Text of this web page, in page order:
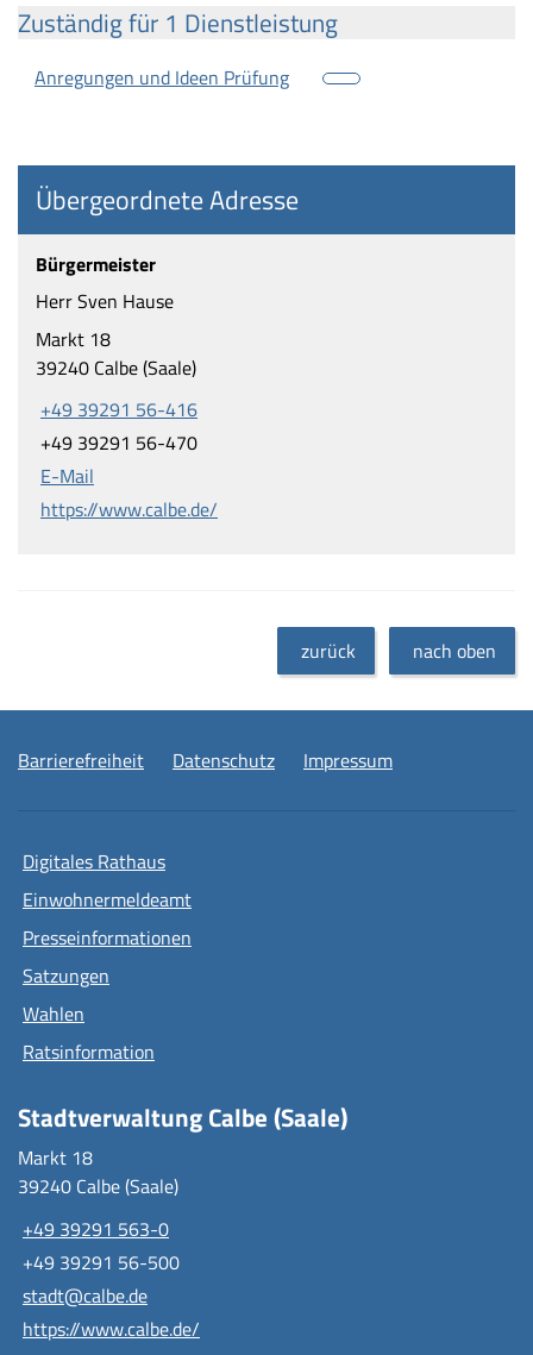
Zuständig für 1 Dienstleistung
Anregungen und Ideen Prüfung
Übergeordnete Adresse
Bürgermeister
Herr Sven Hause
Markt 18
39240 Calbe (Saale)
+49 39291 56-416
+49 39291 56-470
E-Mail
https://www.calbe.de/
zurück nach oben
Barrierefreiheit Datenschutz Impressum
Digitales Rathaus
Einwohnermeldeamt
Presseinformationen
Satzungen
Wahlen
Ratsinformation
Stadtverwaltung Calbe (Saale)
Markt 18
39240 Calbe (Saale)
+49 39291 563-0
+49 39291 56-500
stadt@calbe.de
https://www.calbe.de/